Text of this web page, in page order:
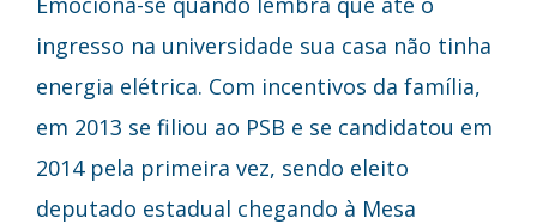
ingresso na universidade sua casa não tinha
energia elétrica. Com incentivos da família,
em 2013 se filiou ao PSB e se candidatou em
2014 pela primeira vez, sendo eleito
deputado estadual chegando à Mesa